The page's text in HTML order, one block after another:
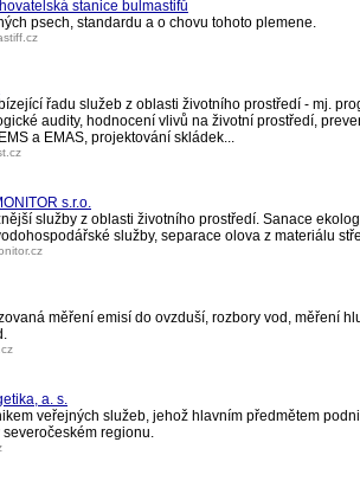
stanice bulmastifů
psech, standardu a o chovu tohoto plemene.
řadu služeb z oblasti životního prostředí - mj.
audity, hodnocení vlivů na životní prostředí,
a EMAS, projektování skládek...
s.r.o.
služby z oblasti životního prostředí. Sanace
služby, separace olova z materiálu
měření emisí do ovzduší, rozbory vod, měření
a. s.
veřejných služeb, jehož hlavním předmětem
regionu.